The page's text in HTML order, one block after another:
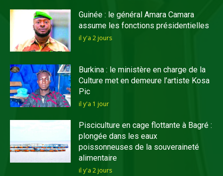
Guinée : le général Amara Camara
assume les fonctions présidentielles
il y'a 2 jours
Burkina : le ministère en charge de la
Culture met en demeure l’artiste Kosa
Pic
il y'a 1 jour
Pisciculture en cage flottante à Bagré :
plongée dans les eaux
poissonneuses de la souveraineté
alimentaire
il y'a 2 jours